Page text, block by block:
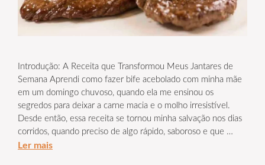
Introdução: A Receita que Transformou Meus Jantares de
Semana Aprendi como fazer bife acebolado com minha mãe
em um domingo chuvoso, quando ela me ensinou os
segredos para deixar a carne macia e o molho irresistível.
Desde então, essa receita se tornou minha salvação nos dias
corridos, quando preciso de algo rápido, saboroso e que …
Ler mais